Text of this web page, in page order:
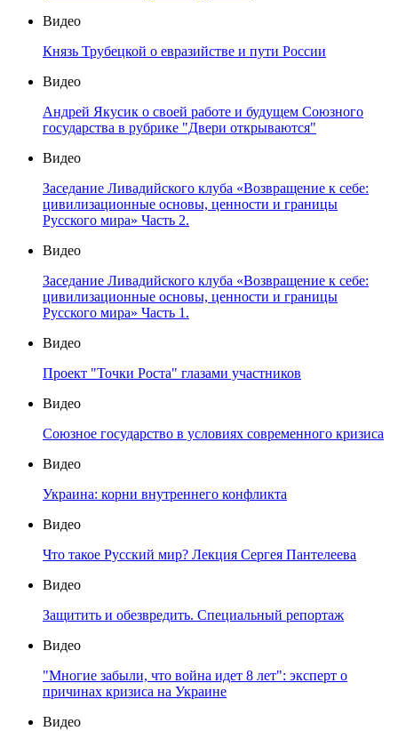
Видео
Князь Трубецкой о евразийстве и пути России
Видео
Андрей Якусик о своей работе и будущем Союзного
государства в рубрике "Двери открываются"
Видео
Заседание Ливадийского клуба «Возвращение к себе:
цивилизационные основы, ценности и границы
Русского мира» Часть 2.
Видео
Заседание Ливадийского клуба «Возвращение к себе:
цивилизационные основы, ценности и границы
Русского мира» Часть 1.
Видео
Проект "Точки Роста" глазами участников
Видео
Союзное государство в условиях современного кризиса
Видео
Украина: корни внутреннего конфликта
Видео
Что такое Русский мир? Лекция Сергея Пантелеева
Видео
Защитить и обезвредить. Специальный репортаж
Видео
"Многие забыли, что война идет 8 лет": эксперт о
причинах кризиса на Украине
Видео